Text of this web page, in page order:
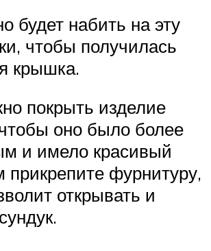
будет набить на эту
чтобы получилась
крышка.
покрыть изделие
оно было более
и имело красивый
прикрепите фурнитуру,
открывать и